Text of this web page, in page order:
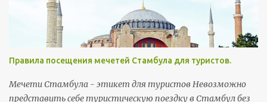
правильными, а не теми ударениями, которые
русскоговорящие ставят интуитивно, многие слова уже не
так смешны). Первым в строке идет произношение, в
скобках - написание слова на сербской латинице, ну а
потом, соответственно, перевод. Бубашвабе (bubašvabe) -
тараканы бубумаре (bubamare) - божьи коровки вилюшка
(viljušка) - вилка возила (vozila) - транспортные средства
Правила посещения мечетей Стамбула для туристов.
Мечети Стамбула - этикет для туристов Невозможно
представить себе туристическую поездку в Стамбул без